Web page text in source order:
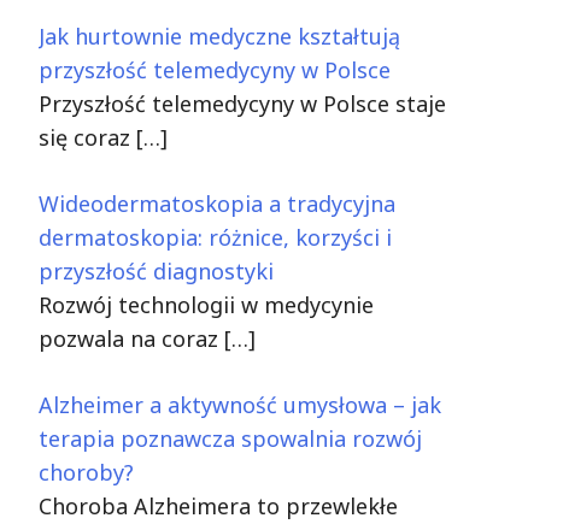
Jak hurtownie medyczne kształtują
przyszłość telemedycyny w Polsce
Przyszłość telemedycyny w Polsce staje
się coraz […]
Wideodermatoskopia a tradycyjna
dermatoskopia: różnice, korzyści i
przyszłość diagnostyki
Rozwój technologii w medycynie
pozwala na coraz […]
Alzheimer a aktywność umysłowa – jak
terapia poznawcza spowalnia rozwój
choroby?
Choroba Alzheimera to przewlekłe